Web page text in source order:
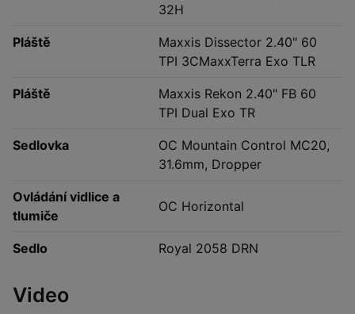
32H
Pláště
Maxxis Dissector 2.40" 60
TPI 3CMaxxTerra Exo TLR
Pláště
Maxxis Rekon 2.40" FB 60
TPI Dual Exo TR
Sedlovka
OC Mountain Control MC20,
31.6mm, Dropper
Ovládání vidlice a
tlumiče
OC Horizontal
Sedlo Royal 2058 DRN
Video